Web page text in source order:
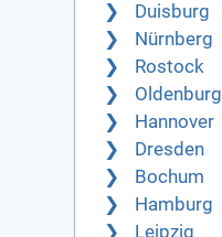
Duisburg
Nürnberg
Rostock
Oldenburg
Hannover
Dresden
Bochum
Hamburg
Leipzig